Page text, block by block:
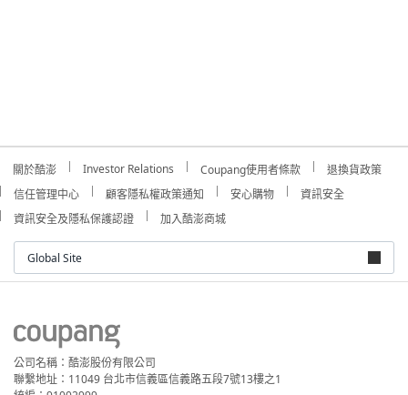
關於酷澎 Investor Relations Coupang使用者條款
退換貨政策
信任管理中心
顧客隱私權政策通知 安心購物
資訊安全
資訊安全及隱私保護認證
加入酷澎商城
Global Site
公司名稱：酷澎股份有限公司
聯繫地址：11049 台北市信義區信義路五段7號13樓之1